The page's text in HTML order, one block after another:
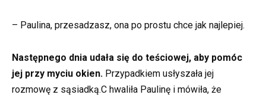
– Paulina, przesadzasz, ona po prostu chce jak najlepiej.
Następnego dnia udała się do teściowej, aby pomóc
jej przy myciu okien. Przypadkiem usłyszała jej
rozmowę z sąsiadką.C hwaliła Paulinę i mówiła, że